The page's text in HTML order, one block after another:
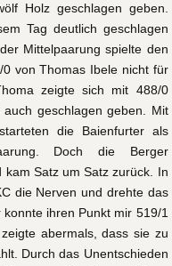
Holz geschlagen geben.
Tag deutlich geschlagen
Mittelpaarung spielte den
von Thomas Ibele nicht für
zeigte sich mit 488/0
geschlagen geben. Mit
die Baienfurter als
Doch die Berger
Satz um Satz zurück. In
die Nerven und drehte das
ihren Punkt mir 519/1
zeigte abermals, dass sie zu
Durch das Unentschieden